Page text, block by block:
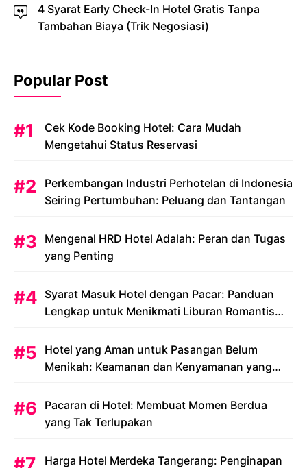
4 Syarat Early Check-In Hotel Gratis Tanpa
Tambahan Biaya (Trik Negosiasi)
Popular Post
Cek Kode Booking Hotel: Cara Mudah
Mengetahui Status Reservasi
Perkembangan Industri Perhotelan di Indonesia
Seiring Pertumbuhan: Peluang dan Tantangan
Mengenal HRD Hotel Adalah: Peran dan Tugas
yang Penting
Syarat Masuk Hotel dengan Pacar: Panduan
Lengkap untuk Menikmati Liburan Romantis
Hotel yang Aman untuk Pasangan Belum
Menikah: Keamanan dan Kenyamanan yang
Pacaran di Hotel: Membuat Momen Berdua
yang Tak Terlupakan
Harga Hotel Merdeka Tangerang: Penginapan